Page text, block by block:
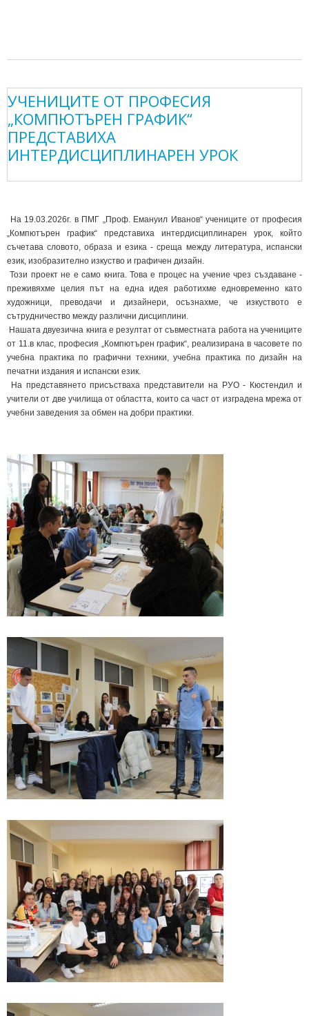
УЧЕНИЦИТЕ ОТ ПРОФЕСИЯ
„КОМПЮТЪРЕН ГРАФИК“
ПРЕДСТАВИХА
ИНТЕРДИСЦИПЛИНАРЕН УРОК
На 19.03.2026г. в ПМГ „Проф. Емануил Иванов“ учениците от професия
„Компютърен график“ представиха интердисциплинарен урок, който
съчетава словото, образа и езика - среща между литература, испански
език, изобразително изкуство и графичен дизайн.
Този проект не е само книга. Това е процес на учение чрез създаване -
преживяхме целия път на една идея работихме едновременно като
художници, преводачи и дизайнери, осъзнахме, че изкуството е
сътрудничество между различни дисциплини.
Нашата двуезична книга е резултат от съвместната работа на учениците
от 11.в клас, професия „Компютърен график“, реализирана в часовете по
учебна практика по графични техники, учебна практика по дизайн на
печатни издания и испански език.
На представянето присъстваха представители на РУО - Кюстендил и
учители от две училища от областта, които са част от изградена мрежа от
учебни заведения за обмен на добри практики.